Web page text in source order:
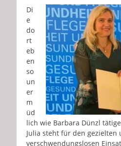
Di
e
do
rt
eb
en
so
un
er
m
üd
lich wie Barbara Dünzl
Julia steht für den gezielten
verschwendungslosen